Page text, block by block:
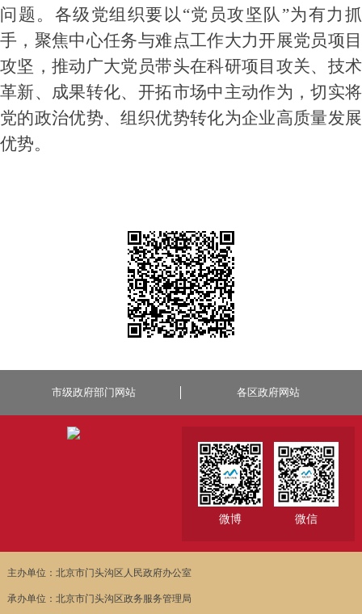
问题。各级党组织要以“党员攻坚队”为有力抓
手，聚焦中心任务与难点工作大力开展党员项目
攻坚，推动广大党员带头在科研项目攻关、技术
革新、成果转化、开拓市场中主动作为，切实将
党的政治优势、组织优势转化为企业高质量发展
优势。
市级政府部门网站 各区政府网站
微博 微信
主办单位：北京市门头沟区人民政府办公室
承办单位：北京市门头沟区政务服务管理局